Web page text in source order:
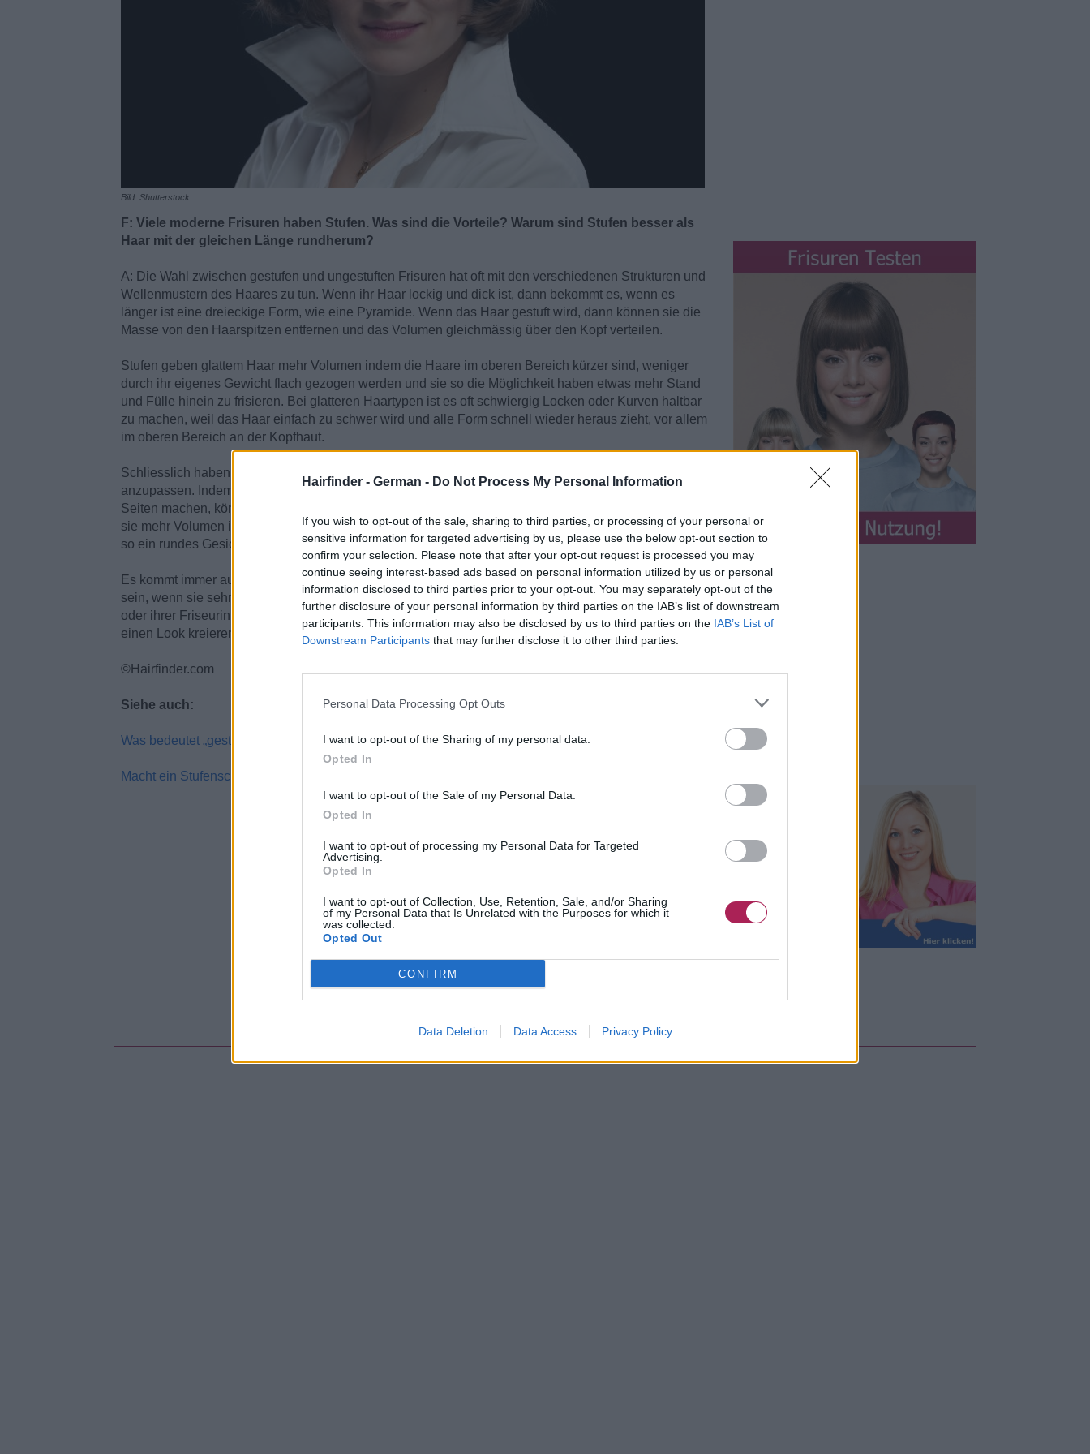
Hairfinder - German - Do Not Process My Personal Information
If you wish to opt-out of the sale, sharing to third parties, or processing of your personal or
sensitive information for targeted advertising by us, please use the below opt-out section to
confirm your selection. Please note that after your opt-out request is processed you may
continue seeing interest-based ads based on personal information utilized by us or personal
information disclosed to third parties prior to your opt-out. You may separately opt-out of the
further disclosure of your personal information by third parties on the IAB’s list of downstream
participants. This information may also be disclosed by us to third parties on the IAB’s List of
Downstream Participants that may further disclose it to other third parties.
Personal Data Processing Opt Outs
I want to opt-out of the Sharing of my personal data.
Opted In
I want to opt-out of the Sale of my Personal Data.
Opted In
I want to opt-out of processing my Personal Data for Targeted
Advertising.
Opted In
I want to opt-out of Collection, Use, Retention, Sale, and/or Sharing
of my Personal Data that Is Unrelated with the Purposes for which it
was collected.
Opted Out
CONFIRM
Data Deletion Data Access Privacy Policy
Bild: Shutterstock
F: Viele moderne Frisuren haben Stufen. Was sind die Vorteile? Warum sind Stufen besser als
Haar mit der gleichen Länge rundherum?
A: Die Wahl zwischen gestufen und ungestuften Frisuren hat oft mit den verschiedenen Strukturen und
Wellenmustern des Haares zu tun. Wenn ihr Haar lockig und dick ist, dann bekommt es, wenn es
länger ist eine dreieckige Form, wie eine Pyramide. Wenn das Haar gestuft wird, dann können sie die
Masse von den Haarspitzen entfernen und das Volumen gleichmässig über den Kopf verteilen.
Stufen geben glattem Haar mehr Volumen indem die Haare im oberen Bereich kürzer sind, weniger
durch ihr eigenes Gewicht flach gezogen werden und sie so die Möglichkeit haben etwas mehr Stand
und Fülle hinein zu frisieren. Bei glatteren Haartypen ist es oft schwiergig Locken oder Kurven haltbar
zu machen, weil das Haar einfach zu schwer wird und alle Form schnell wieder heraus zieht, vor allem
im oberen Bereich an der Kopfhaut.
Schliesslich haben sie auch die Möglichkeit mit den Stufen ihre Frisur besser der Form ihres Gesichts
anzupassen. Indem sie mehr Volumen im Haar gestalten, die Frisur damit breiter und voller an den
Seiten machen, können sie zum Beispiel ein schmales Gesicht mehr oval erscheinen lassen. Wenn
sie mehr Volumen in den oberen Bereich der Frisur durch Stufen einarbeiten können, dann können sie
so ein rundes Gesicht schmaler erscheinen lassen.
Es kommt immer auf die Bedürfnisse des Individuums an. Stufen könnten NICHT das Richtige für sie
sein, wenn sie sehr fein strukturiertes Haar und ein ovales Gesicht haben. Sie sollten mit ihrem Friseur
oder ihrer Friseurin über die Bedürfnisse ihrer spezifischen Gesichtsform reden und so zusammen
einen Look kreieren, der ihr volles, wunderschönes Potential heraus bringt.
©Hairfinder.com
Siehe auch:
Was bedeutet „gestuft“ für Stylisten?
Macht ein Stufenschnitt mein Haar pflegeleichter?